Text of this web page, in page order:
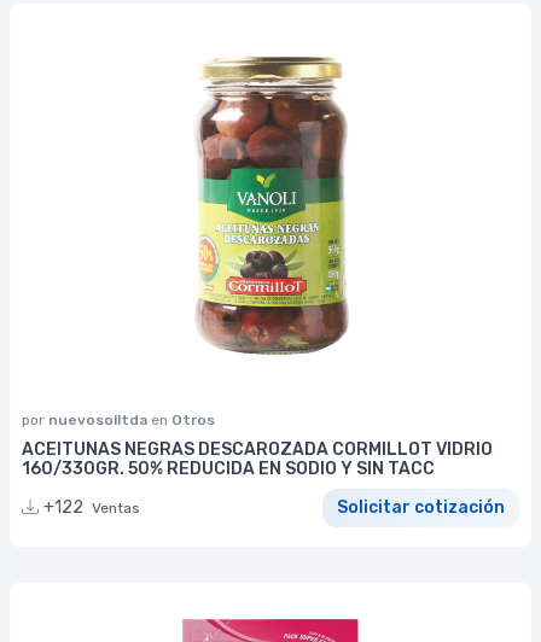
por nuevosolltda en Otros
ACEITUNAS NEGRAS DESCAROZADA CORMILLOT VIDRIO
160/330GR. 50% REDUCIDA EN SODIO Y SIN TACC
+122 Ventas Solicitar cotización